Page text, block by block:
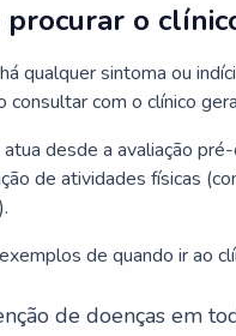
procurar o
qualquer sintoma ou
consultar com o clínico
desde a avaliação
de atividades físicas
de quando ir ao
de doenças em